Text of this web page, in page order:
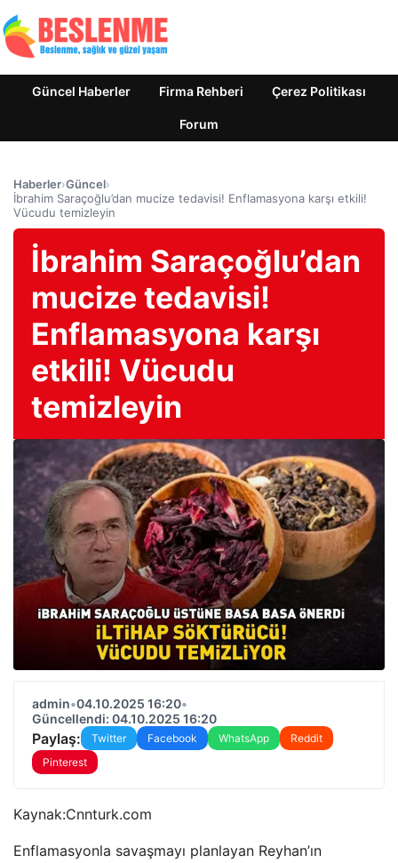
Güncel Haberler Firma Rehberi Çerez Politikası
Forum
Haberler›Güncel›
İbrahim Saraçoğlu’dan mucize tedavisi! Enflamasyona karşı etkili!
Vücudu temizleyin
İbrahim Saraçoğlu’dan
mucize tedavisi!
Enflamasyona karşı
etkili! Vücudu
temizleyin
admin•04.10.2025 16:20•
Güncellendi: 04.10.2025 16:20
Paylaş: Twitter Facebook WhatsApp
Reddit
Pinterest
Kaynak:Cnnturk.com
Enflamasyonla savaşmayı planlayan Reyhan’ın